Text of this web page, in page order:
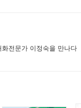
전문가 이정숙을 만나다